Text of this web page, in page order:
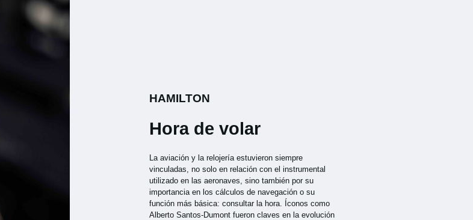
HAMILTON
Hora de volar
La aviación y la relojería estuvieron siempre
vinculadas, no solo en relación con el instrumental
utilizado en las aeronaves, sino también por su
importancia en los cálculos de navegación o su
función más básica: consultar la hora. Íconos como
Alberto Santos-Dumont fueron claves en la evolución